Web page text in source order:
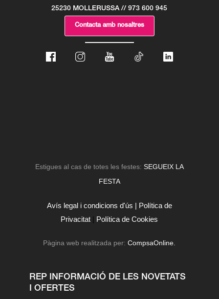
25230 MOLLERUSSA // 973 600 945
Contacta amb nosaltres
Estigues al cas de totes les festes: SEGUEIX LA
FESTA
Avís legal i condicions d'ús | Política de
Privacitat | Política de Cookies
Pàgina web realitzada per:CompsaOnline.
REP INFORMACIÓ DE LES NOVETATS
I OFERTES